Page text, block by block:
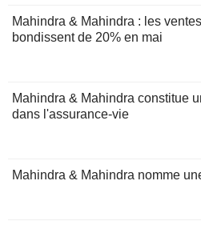
Mahindra & Mahindra : les
bondissent de 20% en mai
Mahindra & Mahindra constitue
dans l'assurance-vie
Mahindra & Mahindra nomme